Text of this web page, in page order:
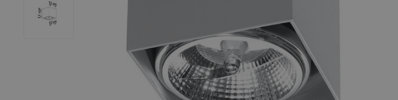
LED Smart Home
Installationsmaterialien